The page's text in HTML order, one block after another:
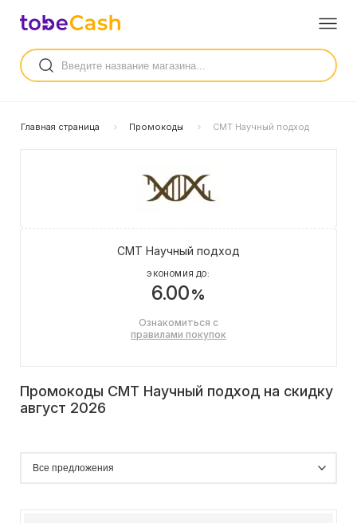
Главная страница Промокоды CMT Научный подход
CMT Научный подход
ЭКОНОМИЯ ДО:
6.00%
Ознакомиться с
правилами покупок
Промокоды CMT Научный подход на скидку
август 2026